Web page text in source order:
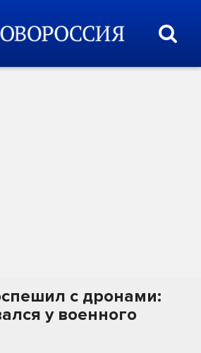
с дронами:
у военного